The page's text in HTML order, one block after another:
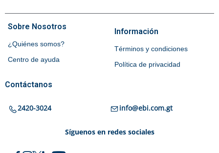
Sobre Nosotros
¿Quiénes somos?
Centro de ayuda
Información
Términos y condiciones
Política de privacidad
Contáctanos
2420-3024 info@ebi.com.gt
Síguenos en redes sociales